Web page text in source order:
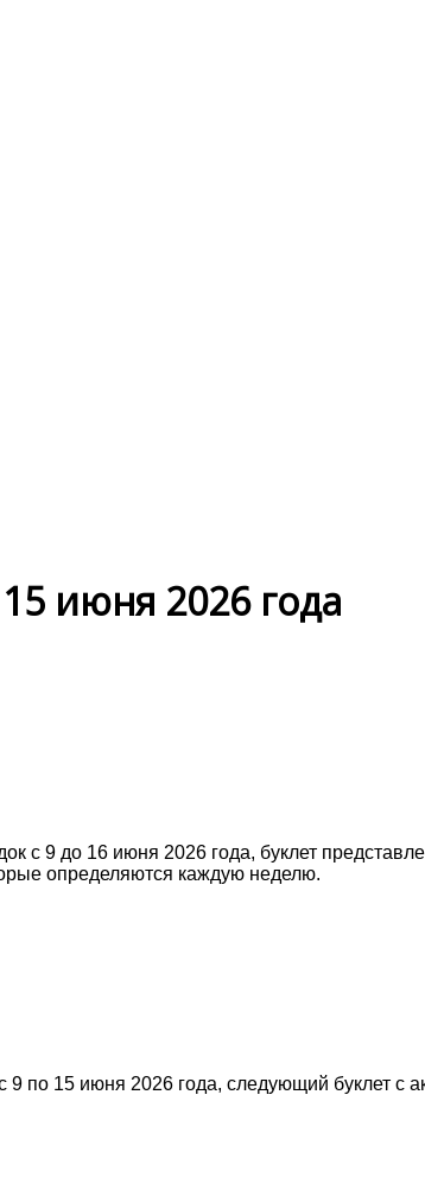
июня 2026 года
с 9 до 16 июня 2026 года, буклет
определяются каждую неделю.
по 15 июня 2026 года, следующий буклет с